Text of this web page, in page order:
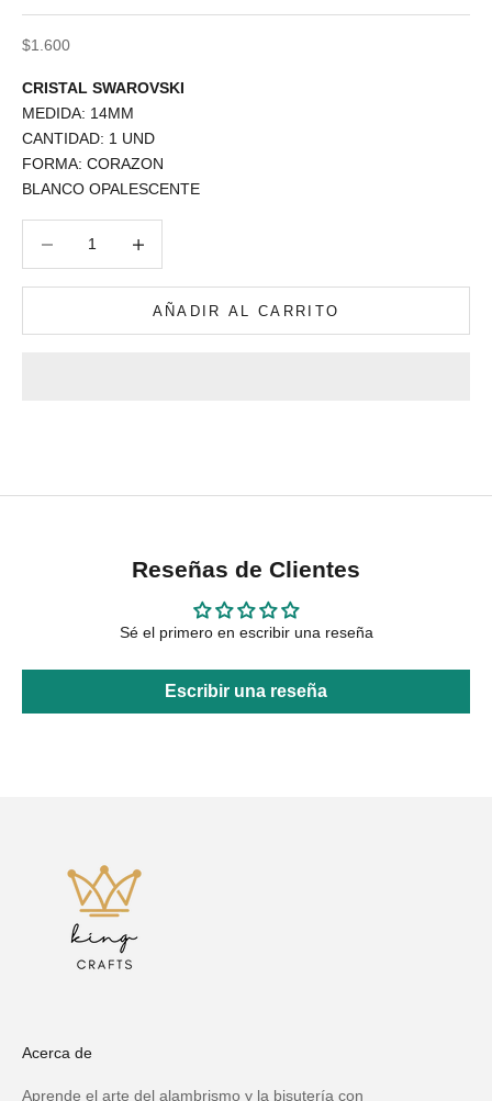
Precio de oferta
$1.600
CRISTAL SWAROVSKI
MEDIDA: 14MM
CANTIDAD: 1 UND
FORMA: CORAZON
BLANCO OPALESCENTE
AÑADIR AL CARRITO
Reseñas de Clientes
Sé el primero en escribir una reseña
Escribir una reseña
Acerca de
Aprende el arte del alambrismo y la bisutería con